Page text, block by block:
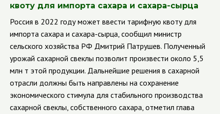
квоту для импорта сахара и сахара-сырца
Россия в 2022 году может ввести тарифную квоту для
импорта сахара и сахара-сырца, сообщил министр
сельского хозяйства РФ Дмитрий Патрушев. Полученный
урожай сахарной свеклы позволит произвести около 5,5
млн т этой продукции. Дальнейшие решения в сахарной
отрасли должны быть направлены на сохранение
экономического стимула для стабильного производства
сахарной свеклы, собственного сахара, отметил глава